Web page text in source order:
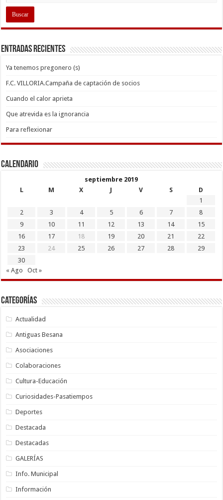
Entradas recientes
Ya tenemos pregonero (s)
F.C. VILLORIA.Campaña de captación de socios
Cuando el calor aprieta
Que atrevida es la ignorancia
Para reflexionar
Calendario
septiembre 2019
L
M X J V S
D
1
2
3 4 5 6 7
8
9
10 11 12 13 14
15
16
17 18 19 20 21
22
23
24 25 26 27 28
29
30
« Ago
Oct »
Categorías
Actualidad
Antiguas Besana
Asociaciones
Colaboraciones
Cultura-Educación
Curiosidades-Pasatiempos
Deportes
Destacada
Destacadas
GALERÍAS
Info. Municipal
Información